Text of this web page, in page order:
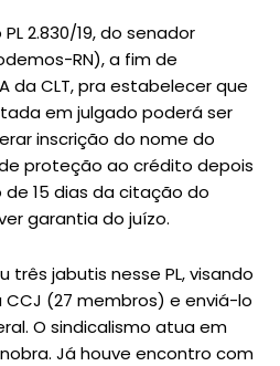
2.830/19, do senador
RN), a fim de
da CLT, pra estabelecer que
em julgado poderá ser
inscrição do nome do
proteção ao crédito depois
15 dias da citação do
garantia do juízo.
três jabutis nesse PL, visando
(27 membros) e enviá-lo
O sindicalismo atua em
Já houve encontro com